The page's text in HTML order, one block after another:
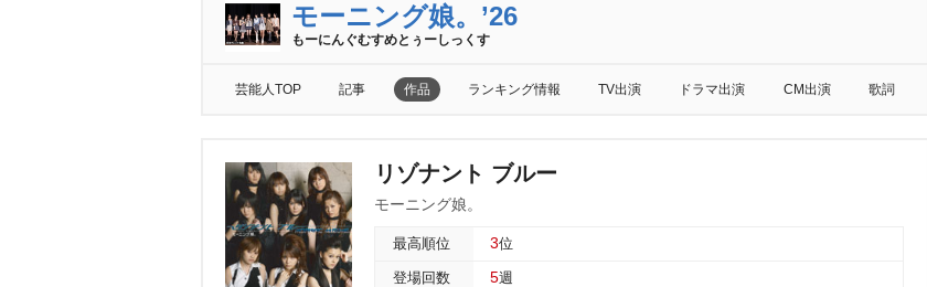
モーニング娘。’26
もーにんぐむすめとぅーしっくす
芸能人TOP 記事 作品 ランキング情報 TV出演 ドラマ出演 CM出演 歌詞
リゾナント ブルー
モーニング娘。
最高順位 3位
登場回数 5週